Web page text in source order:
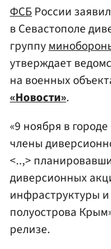
ФСБРоссии
в Севастополе
группу
утверждает
на военных
«Новости».
«9 ноября в
члены
<..,>
диверсионных
инфраструктуры
полуострова
релизе.